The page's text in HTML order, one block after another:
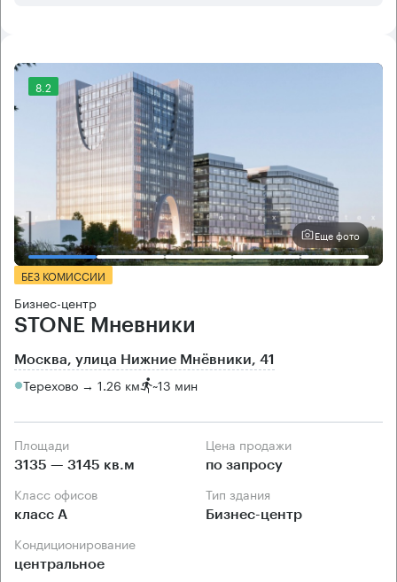
8.2
Еще фото
БЕЗ КОМИССИИ
Бизнес-центр
STONE Мневники
Москва, улица Нижние Мнёвники, 41
Терехово → 1.26 км ~13 мин
Площади
3135 — 3145 кв.м
Цена продажи
по запросу
Класс офисов
класс А
Тип здания
Бизнес-центр
Кондиционирование
центральное